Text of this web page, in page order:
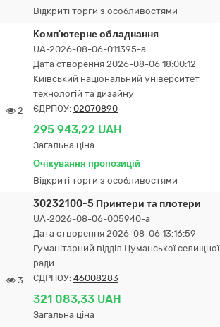
Відкриті торги з особливостями
2
Комп'ютерне обладнання
UA-2026-08-06-011395-a
Дата створення 2026-08-06 18:00:12
Київський національний університет
технологій та дизайну
ЄДРПОУ: 02070890
295 943,22 UAH
Загальна ціна
Очікування пропозицій
Відкриті торги з особливостями
3
30232100-5 Принтери та плотери
UA-2026-08-06-005940-a
Дата створення 2026-08-06 13:16:59
Гуманітарний відділ Цуманської селищної
ради
ЄДРПОУ: 46008283
321 083,33 UAH
Загальна ціна